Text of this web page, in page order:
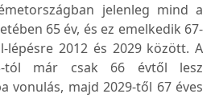
jelenleg mind a
65 év, és ez emelkedik 67-
lépésre 2012 és 2029 között. A
tól már csak 66 évtől lesz
vonulás, majd 2029-től 67 éves